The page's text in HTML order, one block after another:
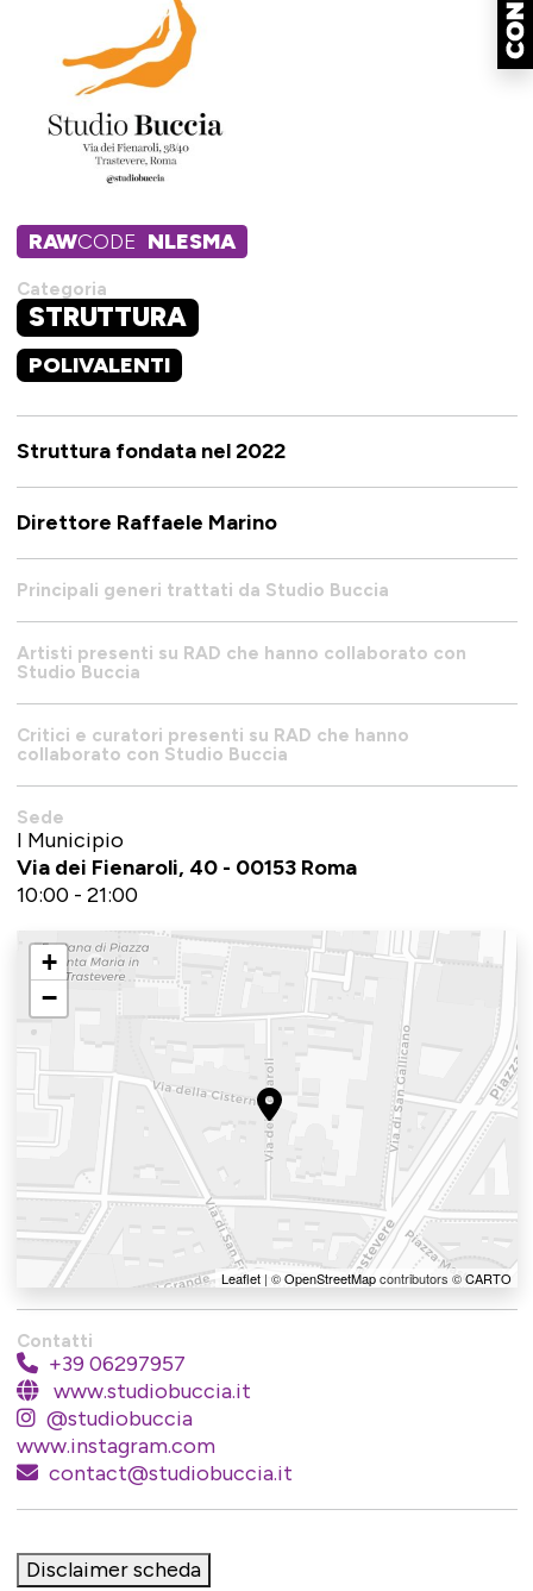
RAWCODE NLESMA
Categoria
STRUTTURA
POLIVALENTI
Struttura fondata nel 2022
Direttore Raffaele Marino
Principali generi trattati da Studio Buccia
Artisti presenti su RAD che hanno collaborato con
Studio Buccia
Critici e curatori presenti su RAD che hanno
collaborato con Studio Buccia
Sede
I Municipio
Via dei Fienaroli, 40 - 00153 Roma
10:00 - 21:00
+
−
Leaflet| ©OpenStreetMapcontributors ©CARTO
Contatti
+39 06297957
www.studiobuccia.it
@studiobuccia
www.instagram.com
contact@studiobuccia.it
Disclaimer scheda